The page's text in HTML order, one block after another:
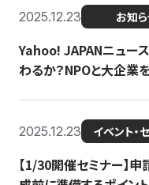
2025.12.23 お知
Yahoo! JAPANニュー
わるか？NPOと大企業
2025.12.23 イベント・
【1/30開催セミナー】